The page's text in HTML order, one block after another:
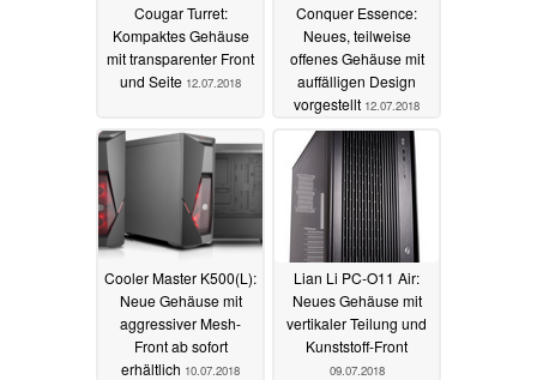
Cougar Turret:
Kompaktes Gehäuse
mit transparenter Front
und Seite 12.07.2018
Conquer Essence:
Neues, teilweise
offenes Gehäuse mit
auffälligen Design
vorgestellt 12.07.2018
Cooler Master K500(L):
Neue Gehäuse mit
aggressiver Mesh-
Front ab sofort
erhältlich 10.07.2018
Lian Li PC-O11 Air:
Neues Gehäuse mit
vertikaler Teilung und
Kunststoff-Front
09.07.2018